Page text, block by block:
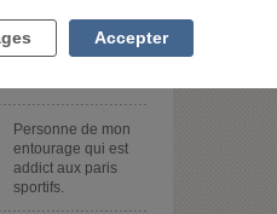
Personne de mon
entourage qui est
addict aux paris
sportifs.
Accepter